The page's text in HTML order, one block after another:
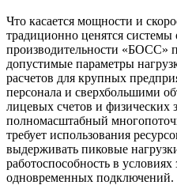
Что касается мощности и
традиционно ценятся системы
производительности «БОСС»
допустимые параметры
расчетов для крупных
персонала и сверхбольшими
лицевых счетов и физических
полномасштабный
требует использования
выдерживать пиковые
работоспособность в условиях
одновременных подключений.